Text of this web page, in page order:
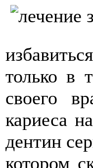
только в
своего
кариеса
дентин
котором